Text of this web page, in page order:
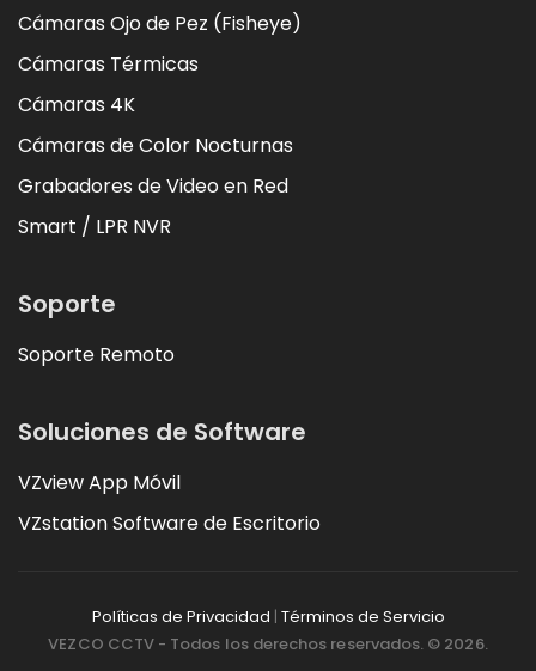
Cámaras Ojo de Pez (Fisheye)
Cámaras Térmicas
Cámaras 4K
Cámaras de Color Nocturnas
Grabadores de Video en Red
Smart / LPR NVR
Soporte
Soporte Remoto
Soluciones de Software
VZview App Móvil
VZstation Software de Escritorio
Políticas de Privacidad | Términos de Servicio
VEZCO CCTV - Todos los derechos reservados. © 2026.